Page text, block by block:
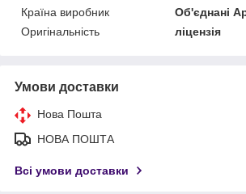
Країна виробник
Об'єднані
Оригінальність
ліцензія
Умови доставки
Нова Пошта
НОВА ПОШТА
Всі умови доставки